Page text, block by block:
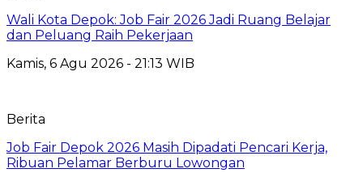
Wali Kota Depok: Job Fair 2026 Jadi Ruang Belajar
dan Peluang Raih Pekerjaan
Kamis, 6 Agu 2026 - 21:13 WIB
Berita
Job Fair Depok 2026 Masih Dipadati Pencari Kerja,
Ribuan Pelamar Berburu Lowongan